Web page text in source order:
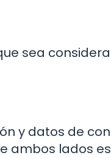
sea
y datos de
ambos lados